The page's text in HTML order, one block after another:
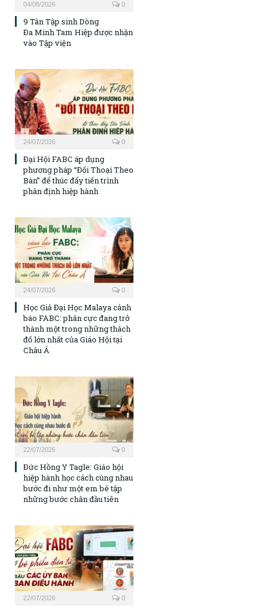
04/08/2026 0
9 Tân Tập sinh Dòng
Đa Minh Tam Hiệp được nhận
vào Tập viện
24/07/2026 0
Đại Hội FABC áp dụng
phương pháp “Đối Thoại Theo
Bàn” để thúc đẩy tiến trình
phân định hiệp hành
24/07/2026 0
Học Giả Đại Học Malaya cảnh
báo FABC: phân cực đang trở
thành một trong những thách
đố lớn nhất của Giáo Hội tại
Châu Á
22/07/2026 0
Đức Hồng Y Tagle: Giáo hội
hiệp hành học cách cùng nhau
bước đi như một em bé tập
những bước chân đầu tiên
22/07/2026 0